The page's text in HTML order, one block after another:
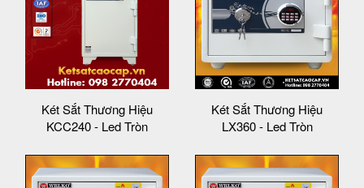
Két Sắt Thương Hiệu
KCC240 - Led Tròn
Két Sắt Thương Hiệu
LX360 - Led Tròn